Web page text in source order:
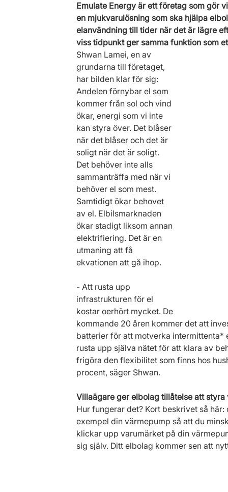
Emulate Energy är ett företag som gör
en mjukvarulösning som ska hjälpa
elanvändning till tider när det är lägre
viss tidpunkt ger samma funktion som
Shwan Lamei, en av
grundarna till företaget,
har bilden klar för sig:
Andelen förnybar el som
kommer från sol och vind
ökar, energi som vi inte
kan styra över. Det blåser
när det blåser och det är
soligt när det är soligt.
Det behöver inte alls
sammanträffa med när vi
behöver el som mest.
Samtidigt ökar behovet
av el. Elbilsmarknaden
ökar stadigt liksom annan
elektrifiering. Det är en
utmaning att få
ekvationen att gå ihop.
- Att rusta upp
infrastrukturen för el
kostar oerhört mycket. De
kommande 20 åren kommer det att
batterier för att motverka
rusta upp själva nätet för att klara av
frigöra den flexibilitet som finns hos
procent, säger Shwan.
Villaägare ger elbolag tillåtelse att
Hur fungerar det? Kort beskrivet så
exempel din värmepump så att du
klickar upp varumärket på din
sig själv. Ditt elbolag kommer sen att